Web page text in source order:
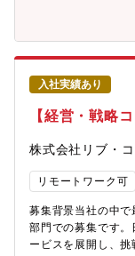
った伝統的なテー
リーントランスフ
ノミー（循環経済
ル知見と最新の事
の取り組みを行うプ
イント】■日本の競
ジタル技術を活用
えることに貢献い
ョンです。■フレッ
るなどワークライフ
す。
入社実績あり
【経営・戦略
株式会社リブ・
リモートワーク可
募集背景当社の中
部門での募集です
ービスを展開し、